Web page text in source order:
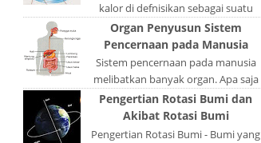
kalor di defnisikan sebagai suatu
bentuk energi yang dapat berpindah
atau mengalir dari benda yang ...
Organ Penyusun Sistem
Pencernaan pada Manusia
Sistem pencernaan pada manusia
melibatkan banyak organ. Apa saja
organ penyusun sistem pencernaan
pada manusia ? Organ penyusun
sistem p...
Pengertian Rotasi Bumi dan
Akibat Rotasi Bumi
Pengertian Rotasi Bumi - Bumi yang